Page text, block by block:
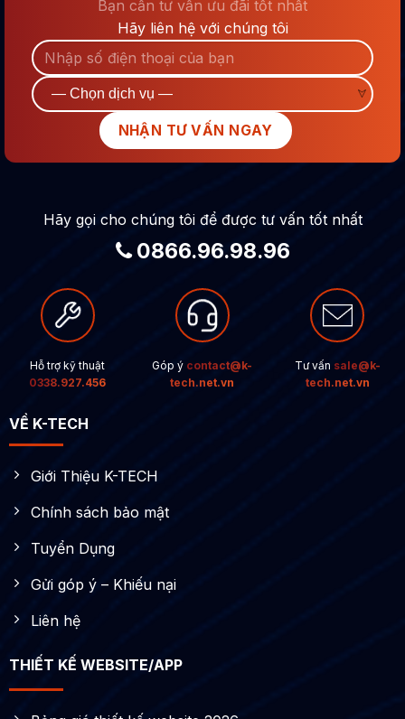
Bạn cần tư vấn ưu đãi tốt nhất
Hãy liên hệ với chúng tôi
Hãy gọi cho chúng tôi để được tư vấn tốt nhất
0866.96.98.96
Hỗ trợ kỹ thuật
0338.927.456
Góp ý contact@k-
tech.net.vn
Tư vấn sale@k-
tech.net.vn
VỀ K-TECH
Giới Thiệu K-TECH
Chính sách bảo mật
Tuyển Dụng
Gửi góp ý – Khiếu nại
Liên hệ
THIẾT KẾ WEBSITE/APP